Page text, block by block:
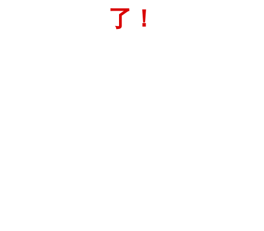
了！